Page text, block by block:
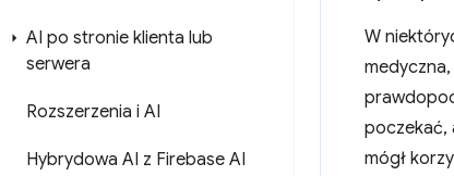
AI po stronie klienta lub
serwera
Rozszerzenia i AI
Hybrydowa AI z Firebase AI
W
poczekać,
mógł